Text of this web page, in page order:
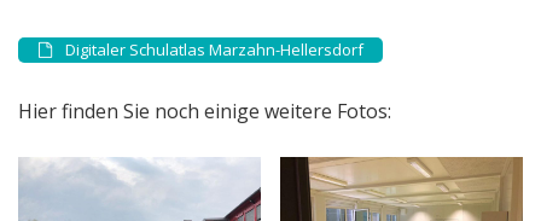
Digitaler Schulatlas Marzahn-Hellersdorf
Hier finden Sie noch einige weitere Fotos: